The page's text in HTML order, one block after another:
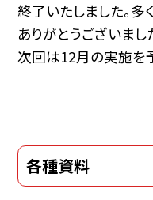
終了いたしました。多
ありがとうございまし
次回は12月の実施を
各種資料